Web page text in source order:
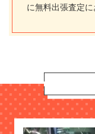
に無料出張査定に